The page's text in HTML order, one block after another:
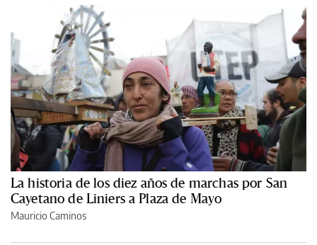
La historia de los diez años de marchas por San
Cayetano de Liniers a Plaza de Mayo
Mauricio Caminos